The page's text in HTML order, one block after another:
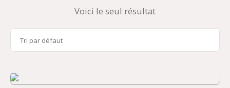
Voici le seul résultat